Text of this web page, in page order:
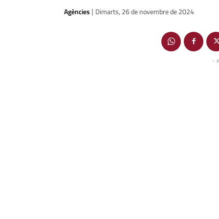
Agències | Dimarts, 26 de novembre de 2024
-